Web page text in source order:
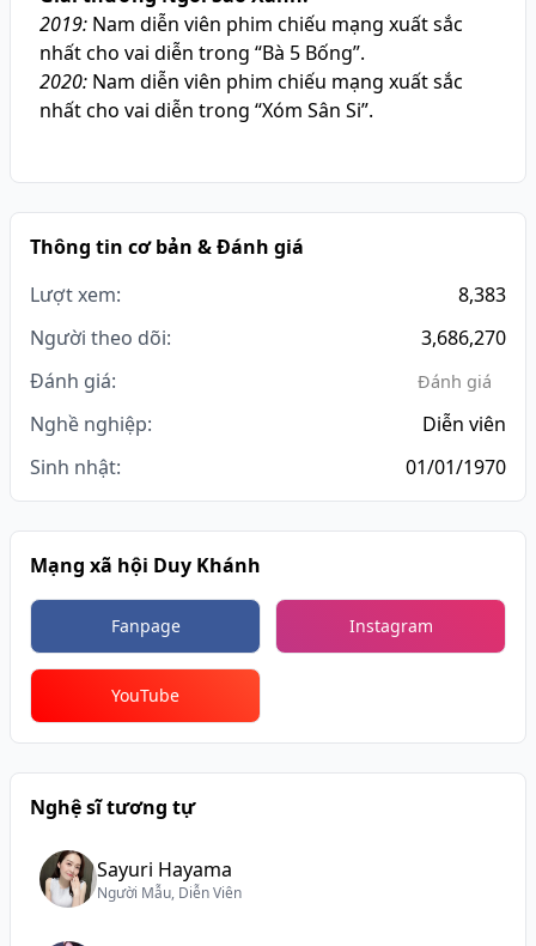
2019: Nam diễn viên phim chiếu mạng xuất sắc
nhất cho vai diễn trong “Bà 5 Bống”.
2020: Nam diễn viên phim chiếu mạng xuất sắc
nhất cho vai diễn trong “Xóm Sân Si”.
Thông tin cơ bản & Đánh giá
Lượt xem:
8,383
Người theo dõi:
3,686,270
Đánh giá:
Đánh giá
Nghề nghiệp:
Diễn viên
Sinh nhật:
01/01/1970
Mạng xã hội Duy Khánh
Fanpage Instagram
YouTube
Nghệ sĩ tương tự
Sayuri Hayama
Người Mẫu, Diễn Viên